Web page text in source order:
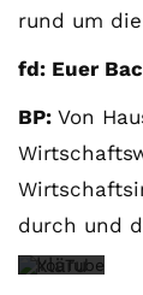
rund um
fd: Euer
BP: Von
durch und
ptier
Sie
die
Date
nsch
utzer
kläru